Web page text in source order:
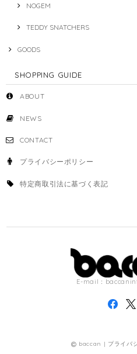
NOGEM
TEDDY SNATCHERS
GOODS
SHOPPING GUIDE
ABOUT
NEWS
CONTACT
プライバシーポリシー
特定商取引法に基づく表記
E-mail：
baccan | プライバ